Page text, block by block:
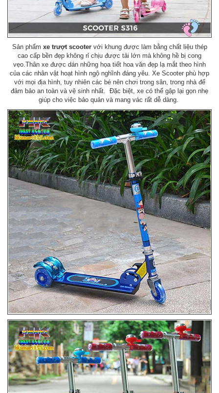
Sản phẩm xe trượt scootervới khung được làm bằng chất liệu thép
cao cấp bền đẹp không rỉ chịu được tải lớn mà không hề bị cong
vẹo.Thân xe được dán những họa tiết hoa văn đẹp lạ mắt theo hình
của các nhân vật hoạt hình ngộ nghĩnh đáng yêu. Xe Scooter phù hợp
với mọi địa hình, tuy nhiên các bé nên chơi trong sân, trong nhà để
đảm bảo an toàn và vệ sinh nhất. Đặc biệt, xe có thể gập lại gọn nhẹ
giúp cho việc bảo quản và mang vác rất dễ dàng.